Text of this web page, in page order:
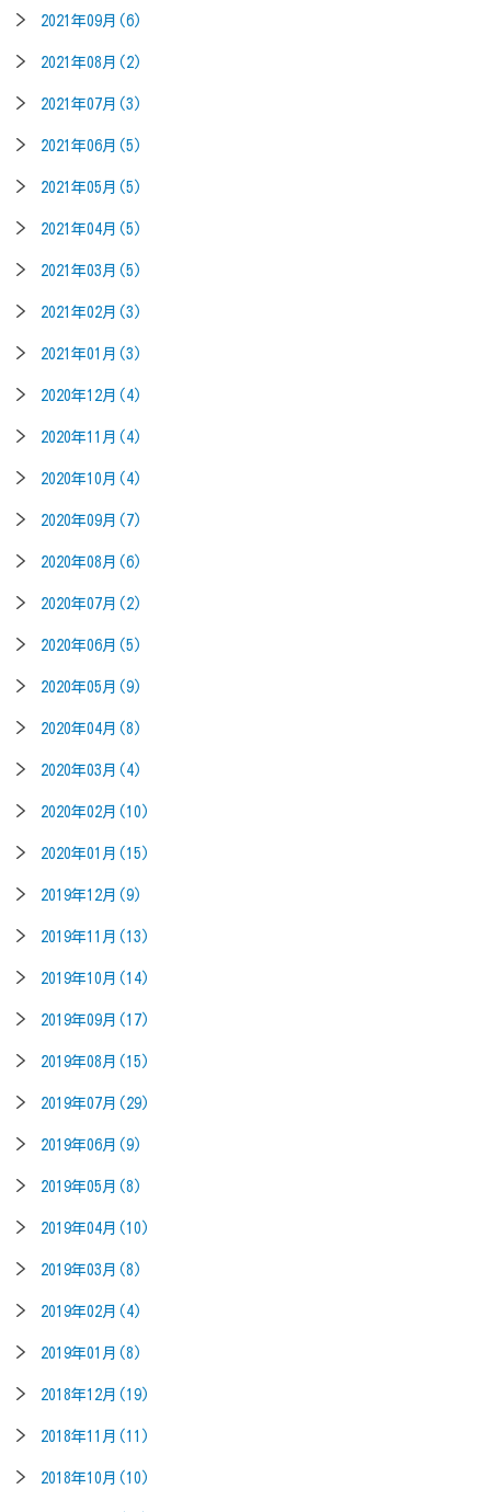
2021年09月(6)
2021年08月(2)
2021年07月(3)
2021年06月(5)
2021年05月(5)
2021年04月(5)
2021年03月(5)
2021年02月(3)
2021年01月(3)
2020年12月(4)
2020年11月(4)
2020年10月(4)
2020年09月(7)
2020年08月(6)
2020年07月(2)
2020年06月(5)
2020年05月(9)
2020年04月(8)
2020年03月(4)
2020年02月(10)
2020年01月(15)
2019年12月(9)
2019年11月(13)
2019年10月(14)
2019年09月(17)
2019年08月(15)
2019年07月(29)
2019年06月(9)
2019年05月(8)
2019年04月(10)
2019年03月(8)
2019年02月(4)
2019年01月(8)
2018年12月(19)
2018年11月(11)
2018年10月(10)